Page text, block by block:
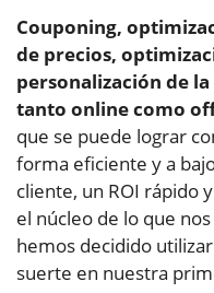
Couponing,
de precios,
personalización de
tanto online como
que se puede lograr
forma eficiente y a
cliente, un ROI rápido
el núcleo de lo que
hemos decidido
suerte en nuestra